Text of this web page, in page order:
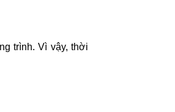
trình. Vì vậy, thời